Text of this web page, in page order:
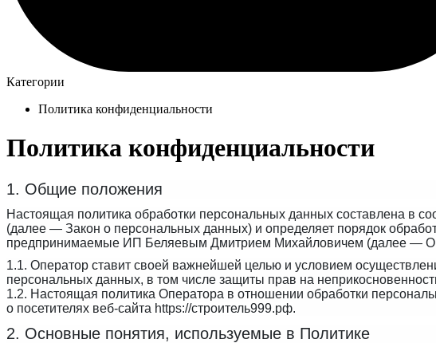
Категории
Политика конфиденциальности
Политика конфиденциальности
1. Общие положения
Настоящая политика обработки персональных данных составлена в с
(далее — Закон о персональных данных) и определяет порядок
предпринимаемые ИП Беляевым Дмитрием Михайловичем (далее —
1.1. Оператор ставит своей важнейшей целью и условием
персональных данных, в том числе защиты прав на
1.2. Настоящая политика Оператора в отношении обработки
о посетителях веб-сайта https://строитель999.рф.
2. Основные понятия, используемые в Политике